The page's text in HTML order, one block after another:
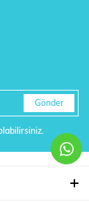
Gönder